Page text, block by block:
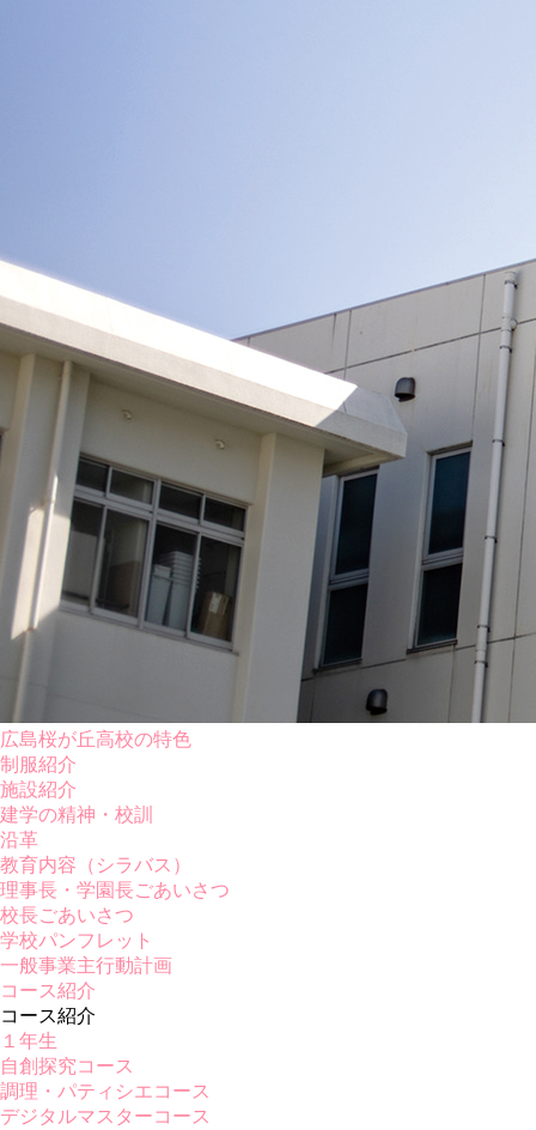
広島桜が丘高校の特色
制服紹介
施設紹介
建学の精神・校訓
沿革
教育内容（シラバス）
理事長・学園長ごあいさつ
校長ごあいさつ
学校パンフレット
一般事業主行動計画
コース紹介
コース紹介
１年生
自創探究コース
調理・パティシエコース
デジタルマスターコース